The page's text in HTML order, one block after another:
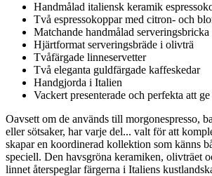
Handmålad italiensk keramik
Två espressokoppar med citron- och
Matchande handmålad serveringsbricka
Hjärtformat serveringsbräde i olivträ
Tvåfärgade linneservetter
Två eleganta guldfärgade kaffeskedar
Handgjorda i Italien
Vackert presenterade och perfekta att
Oavsett om de används till morgonespresso,
eller sötsaker, har varje del... valt för att
skapar en koordinerad kollektion som känns
speciell. Den havsgröna keramiken, olivträet
linnet återspeglar färgerna i Italiens